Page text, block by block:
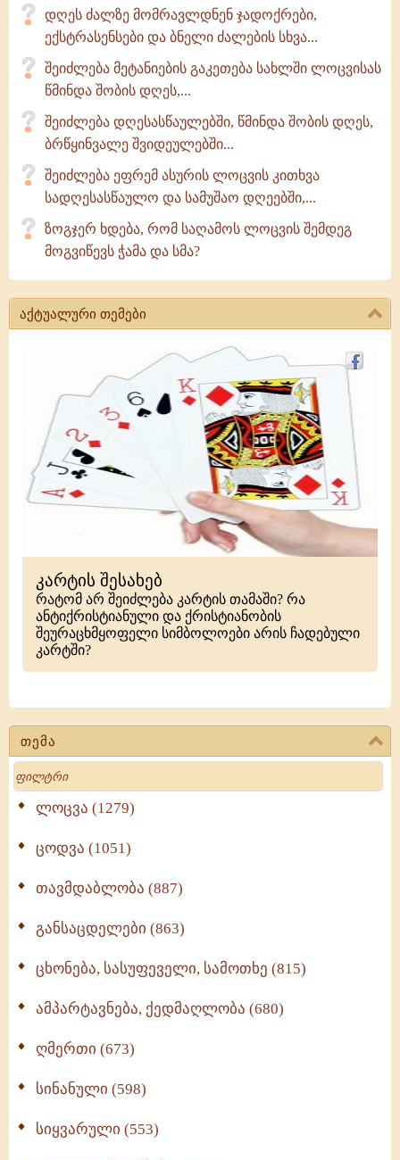
თემა
Search
ლოცვა (1279)
ცოდვა (1051)
თავმდაბლობა (887)
განსაცდელები (863)
ცხონება, სასუფეველი, სამოთხე (815)
ამპარტავნება, ქედმაღლობა (680)
ღმერთი (673)
სინანული (598)
სიყვარული (553)
დღეს ძალზე მომრავლდნენ ჯადოქრები,
ექსტრასენსები და ბნელი ძალების სხვა...
შეიძლება მეტანიების გაკეთება სახლში ლოცვისას
წმინდა შობის დღეს,...
შეიძლება დღესასწაულებში, წმინდა შობის დღეს,
ბრწყინვალე შვიდეულებში...
შეიძლება ეფრემ ასურის ლოცვის კითხვა
სადღესასწაულო და სამუშაო დღეებში,...
ზოგჯერ ხდება, რომ საღამოს ლოცვის შემდეგ
მოგვიწევს ჭამა და სმა?
აქტუალური თემები
კარტის შესახებ
რატომ არ შეიძლება კარტის თამაში? რა
ანტიქრისტიანული და ქრისტიანობის
შეურაცხმყოფელი სიმბოლოები არის ჩადებული
კარტში?